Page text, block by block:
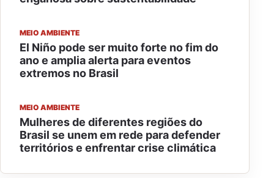
MEIO AMBIENTE
El Niño pode ser muito forte no fim do
ano e amplia alerta para eventos
extremos no Brasil
MEIO AMBIENTE
Mulheres de diferentes regiões do
Brasil se unem em rede para defender
territórios e enfrentar crise climática